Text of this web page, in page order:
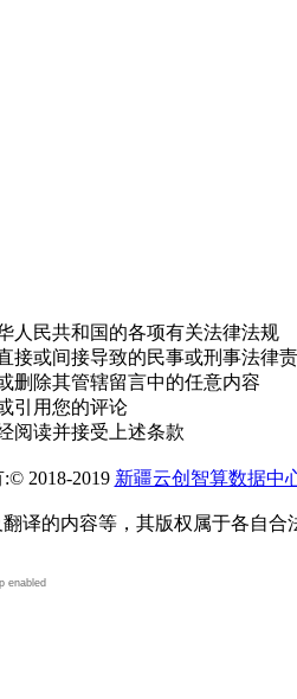
人民共和国的各项有关法律法规
接或间接导致的民事或刑事法律
删除其管辖留言中的任意内容
引用您的评论
阅读并接受上述条款
2018-2019 新疆云创智算数据中
译的内容等，其版权属于各自合
enabled